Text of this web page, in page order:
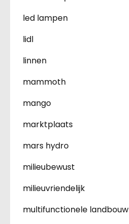
led lampen
lidl
linnen
mammoth
mango
marktplaats
mars hydro
milieubewust
milieuvriendelijk
multifunctionele landbouw